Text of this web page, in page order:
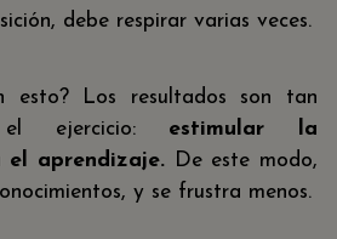
debe respirar varias veces.
esto? Los resultados son tan
el ejercicio: estimular la
el aprendizaje. De este modo,
y se frustra menos.